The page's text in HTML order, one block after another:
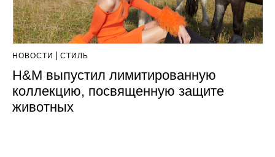
НОВОСТИ СТИЛЬ
H&M выпустил лимитированную
коллекцию, посвященную защите
животных